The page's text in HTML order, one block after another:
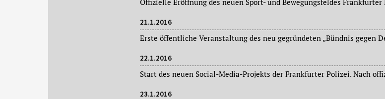
21.1.2016
22.1.2016
23.1.2016